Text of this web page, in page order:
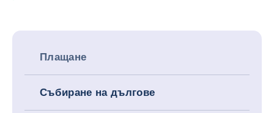
Плащане
Събиране на дългове